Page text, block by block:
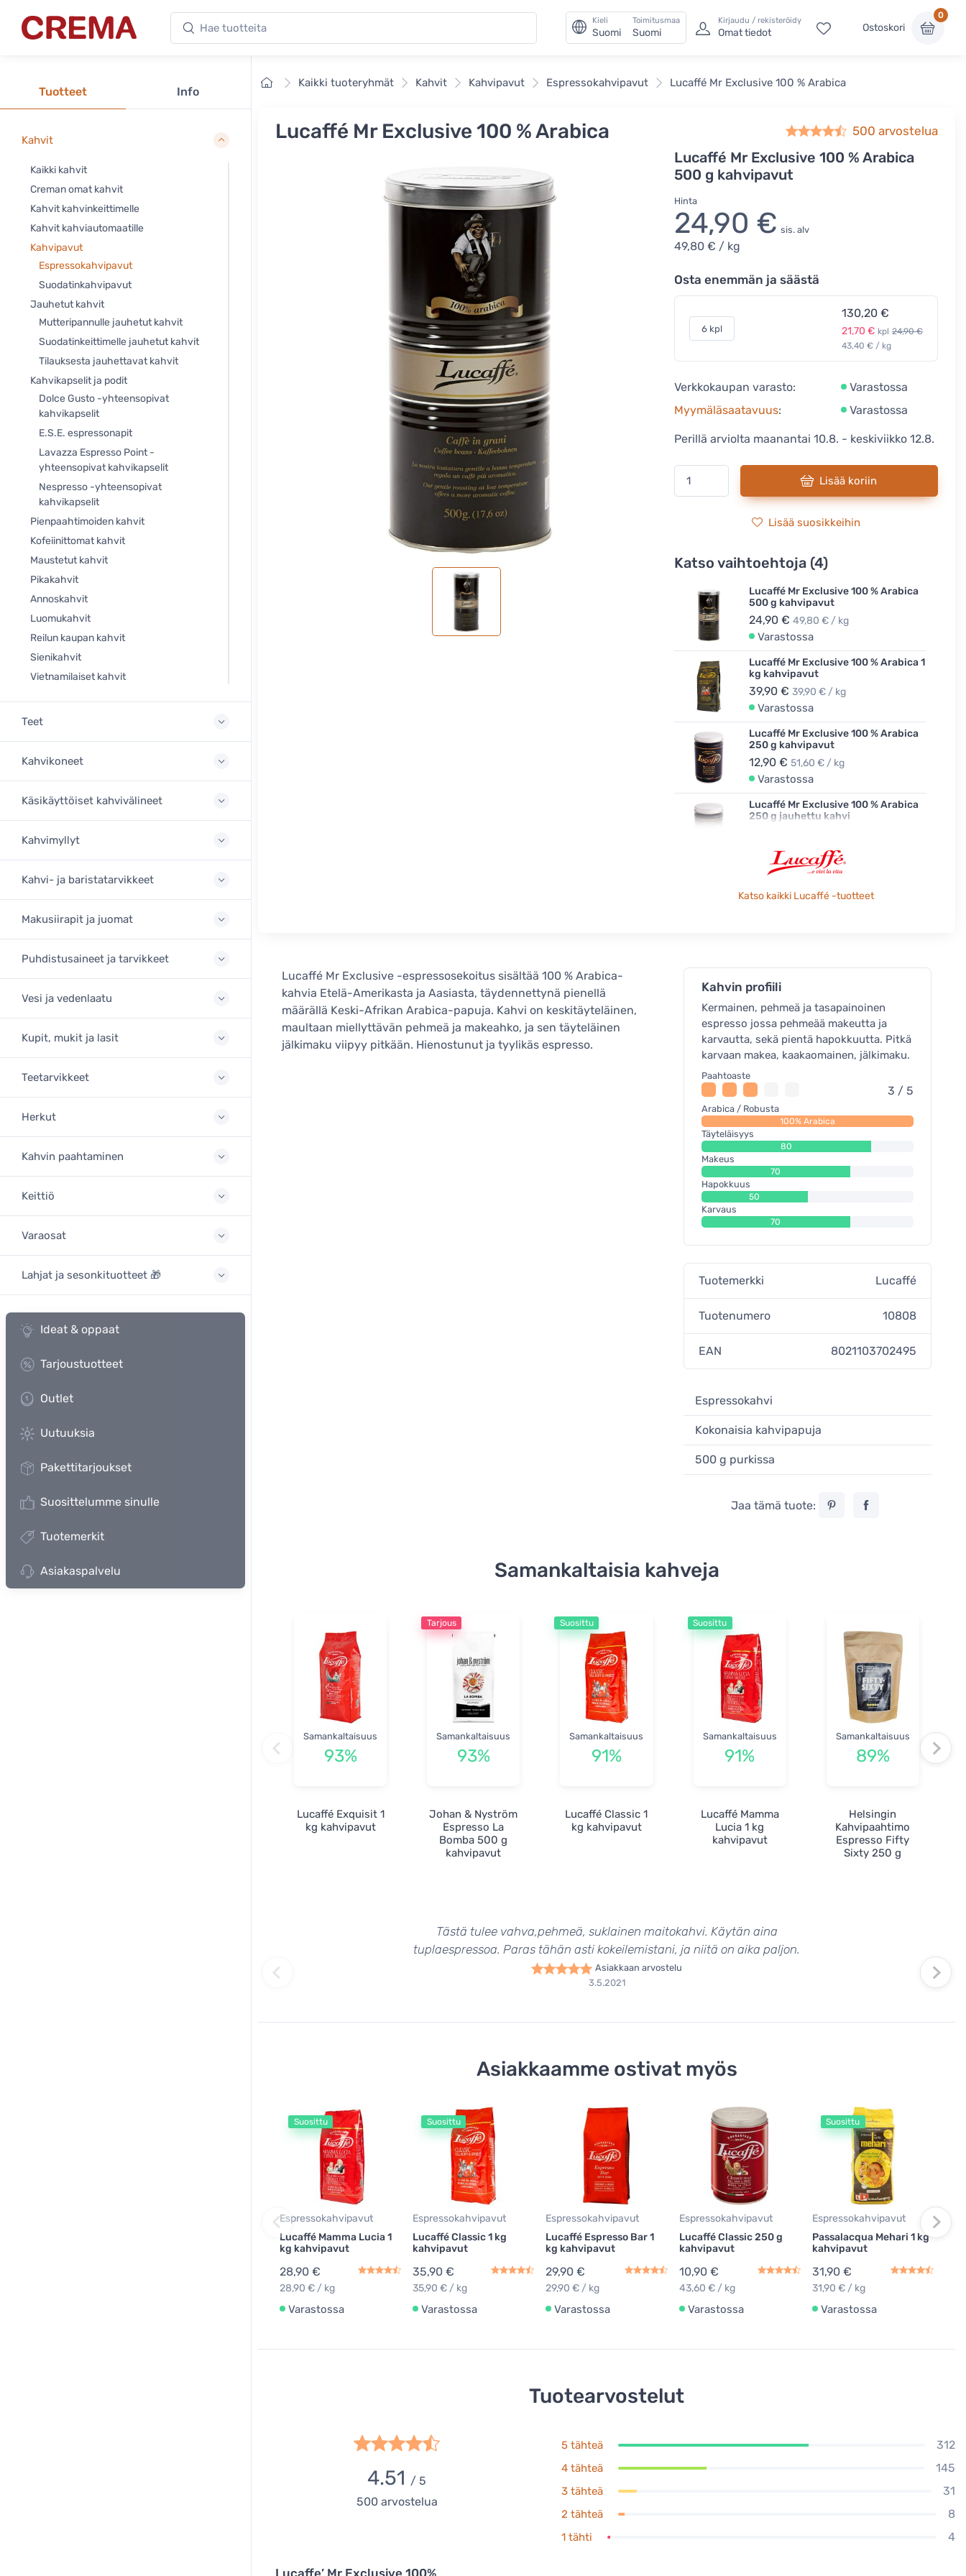
Crema Hae tuotteita Kieli
Suomi
Toimitusmaa
Suomi
Kirjaudu / rekisteröidy
Omat tiedot Ostoskori
0
Tuotteet Info
Kahvit
Kaikki kahvit
Creman omat kahvit
Kahvit kahvinkeittimelle
Kahvit kahviautomaatille
Kahvipavut
Espressokahvipavut
Suodatinkahvipavut
Jauhetut kahvit
Mutteripannulle jauhetut kahvit
Suodatinkeittimelle jauhetut kahvit
Tilauksesta jauhettavat kahvit
Kahvikapselit ja podit
Dolce Gusto -yhteensopivat
kahvikapselit
E.S.E. espressonapit
Lavazza Espresso Point -
yhteensopivat kahvikapselit
Nespresso -yhteensopivat
kahvikapselit
Pienpaahtimoiden kahvit
Kofeiinittomat kahvit
Maustetut kahvit
Pikakahvit
Annoskahvit
Luomukahvit
Reilun kaupan kahvit
Sienikahvit
Vietnamilaiset kahvit
Teet
Kahvikoneet
Käsikäyttöiset kahvivälineet
Kahvimyllyt
Kahvi- ja baristatarvikkeet
Makusiirapit ja juomat
Puhdistusaineet ja tarvikkeet
Vesi ja vedenlaatu
Kupit, mukit ja lasit
Teetarvikkeet
Herkut
Kahvin paahtaminen
Keittiö
Varaosat
Lahjat ja sesonkituotteet 🎁
Ideat & oppaat
Tarjoustuotteet
Outlet
Uutuuksia
Pakettitarjoukset
Suosittelumme sinulle
Tuotemerkit
Asiakaspalvelu
EtusivuKaikki tuoteryhmät Kahvit Kahvipavut Espressokahvipavut Lucaffé Mr Exclusive 100 % Arabica
Lucaffé Mr Exclusive 100 % Arabica 500 arvostelua
Lucaffé Mr Exclusive 100 % Arabica
500 g kahvipavut
Hinta
24,90 € sis. alv
49,80 € / kg
Osta enemmän ja säästä
6 kpl
130,20 €
21,70 € kpl 24,90 €
43,40 € / kg
Verkkokaupan varasto:
Varastossa
Myymäläsaatavuus: Varastossa
Perillä arviolta maanantai 10.8. - keskiviikko 12.8.
Lisää koriin
Lisää suosikkeihin
Katso vaihtoehtoja (4)
Lucaffé Mr Exclusive 100 % Arabica
500 g kahvipavut
24,90 € 49,80 € / kg
Varastossa
Lucaffé Mr Exclusive 100 % Arabica 1
kg kahvipavut
39,90 € 39,90 € / kg
Varastossa
Lucaffé Mr Exclusive 100 % Arabica
250 g kahvipavut
12,90 € 51,60 € / kg
Varastossa
Lucaffé Mr Exclusive 100 % Arabica
250 g jauhettu kahvi
Varastossa
Katso kaikki Lucaffé -tuotteet
Lucaffé Mr Exclusive -espressosekoitus sisältää 100 % Arabica-
kahvia Etelä-Amerikasta ja Aasiasta, täydennettynä pienellä
määrällä Keski-Afrikan Arabica-papuja. Kahvi on keskitäyteläinen,
maultaan miellyttävän pehmeä ja makeahko, ja sen täyteläinen
jälkimaku viipyy pitkään. Hienostunut ja tyylikäs espresso.
Kahvin profiili
Kermainen, pehmeä ja tasapainoinen
espresso jossa pehmeää makeutta ja
karvautta, sekä pientä hapokkuutta. Pitkä
karvaan makea, kaakaomainen, jälkimaku.
Paahtoaste
3 / 5
Arabica / Robusta
100% Arabica
Täyteläisyys
80
Makeus
70
Hapokkuus
50
Karvaus
70
Tuotemerkki Lucaffé
Tuotenumero 10808
EAN 8021103702495
Espressokahvi
Kokonaisia kahvipapuja
500 g purkissa
Jaa tämä tuote:
Samankaltaisia kahveja
Samankaltaisuus
93%
Lucaffé Exquisit 1
kg kahvipavut
Tarjous
Samankaltaisuus
93%
Johan & Nyström
Espresso La
Bomba 500 g
kahvipavut
Suosittu
Samankaltaisuus
91%
Lucaffé Classic 1
kg kahvipavut
Suosittu
Samankaltaisuus
91%
Lucaffé Mamma
Lucia 1 kg
kahvipavut
Samankaltaisuus
89%
Helsingin
Kahvipaahtimo
Espresso Fifty
Sixty 250 g
Tästä tulee vahva,pehmeä, suklainen maitokahvi. Käytän aina
tuplaespressoa. Paras tähän asti kokeilemistani, ja niitä on aika paljon.
Asiakkaan arvostelu
3.5.2021
Asiakkaamme ostivat myös
Suosittu
Espressokahvipavut
Lucaffé Mamma Lucia 1
kg kahvipavut
28,90 €
28,90 € / kg
Varastossa
Suosittu
Espressokahvipavut
Lucaffé Classic 1 kg
kahvipavut
35,90 €
35,90 € / kg
Varastossa
Espressokahvipavut
Lucaffé Espresso Bar 1
kg kahvipavut
29,90 €
29,90 € / kg
Varastossa
Espressokahvipavut
Lucaffé Classic 250 g
kahvipavut
10,90 €
43,60 € / kg
Varastossa
Suosittu
Espressokahvipavut
Passalacqua Mehari 1 kg
kahvipavut
31,90 €
31,90 € / kg
Varastossa
Tuotearvostelut
4.51 / 5
500arvostelua
5 tähteä 312
4 tähteä 145
3 tähteä 31
2 tähteä 8
1 tähti 4